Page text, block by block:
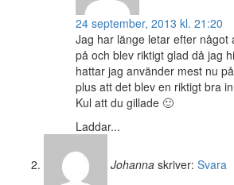
24 september, 2013 kl. 21:20
Jag har länge letar efter något
på och blev riktigt glad då jag
hattar jag använder mest nu
plus att det blev en riktigt bra
Kul att du gillade 🙂
Laddar...
Johanna skriver: Svara